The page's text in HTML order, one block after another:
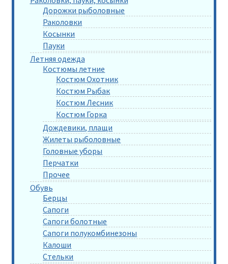
Дорожки рыболовные
Раколовки
Косынки
Пауки
Летняя одежда
Костюмы летние
Костюм Охотник
Костюм Рыбак
Костюм Лесник
Костюм Горка
Дождевики, плащи
Жилеты рыболовные
Головные уборы
Перчатки
Прочее
Обувь
Берцы
Сапоги
Сапоги болотные
Сапоги полукомбинезоны
Калоши
Стельки